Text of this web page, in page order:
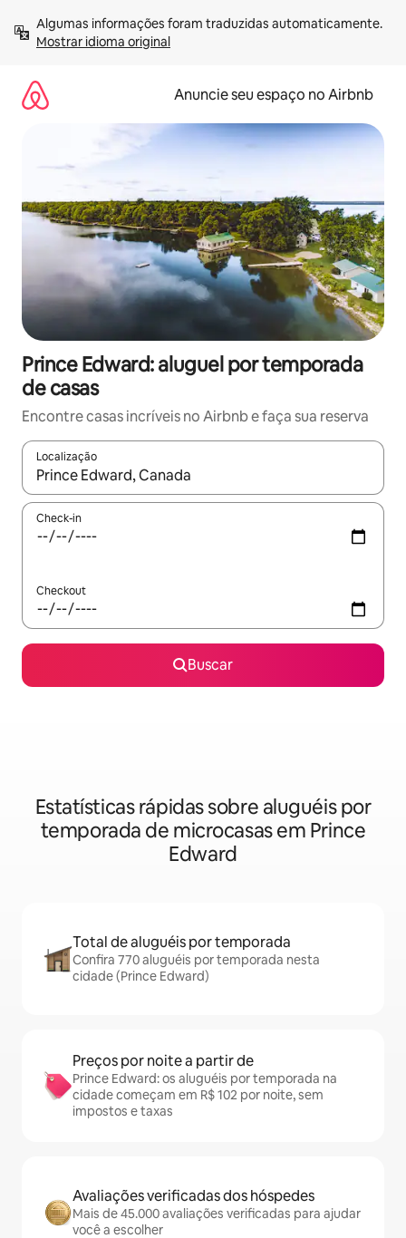
para
Mostrar idioma original
Anuncie seu espaço no Airbnb
Prince Edward: aluguel por temporada
de casas
Encontre casas incríveis no Airbnb e faça sua reserva
Localização
Quando os resultados estiverem disponíveis, explore-os
Check-in
Checkout
Buscar
Estatísticas rápidas sobre aluguéis por
temporada de microcasas em Prince
Edward
Total de aluguéis por temporada
Confira 770 aluguéis por temporada nesta
cidade (Prince Edward)
Preços por noite a partir de
Prince Edward: os aluguéis por temporada na
cidade começam em R$ 102 por noite, sem
impostos e taxas
Avaliações verificadas dos hóspedes
Mais de 45.000 avaliações verificadas para ajudar
você a escolher